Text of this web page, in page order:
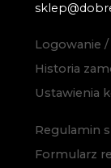
Logowanie /
Historia
Ustawienia
Regulamin
Formularz